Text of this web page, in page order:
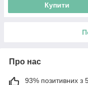
Купити
Про нас
93% позитивних з